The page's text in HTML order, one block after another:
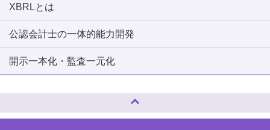
XBRLとは
公認会計士の一体的能力開発
開示一本化・監査一元化